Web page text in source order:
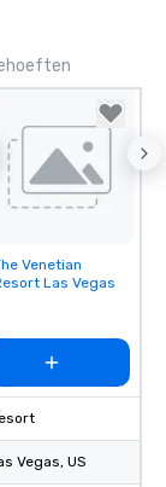
from
Venetian
Las Vegas
Vegas, US